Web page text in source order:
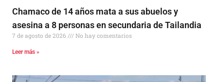
Chamaco de 14 años mata a sus abuelos y
asesina a 8 personas en secundaria de Tailandia
7 de agosto de 2026 No hay comentarios
Leer más »